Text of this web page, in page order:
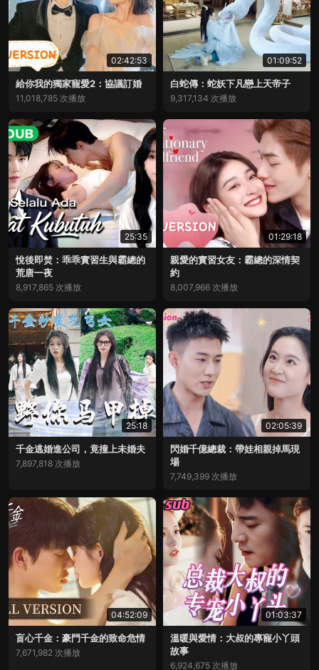
02:42:53
給你我的獨家寵愛2：協議訂婚
11,018,785 次播放
01:09:52
白蛇傳：蛇妖下凡戀上天帝子
9,317,134 次播放
25:35
悅後即焚：乖乖實習生與霸總的
荒唐一夜
8,917,865 次播放
01:29:18
親愛的實習女友：霸總的深情契
約
8,007,966 次播放
25:18
千金逃婚進公司，竟撞上未婚夫
7,897,818 次播放
02:05:39
閃婚千億總裁：帶娃相親掉馬現
場
7,749,399 次播放
04:52:09
盲心千金：豪門千金的致命危情
7,671,982 次播放
01:03:37
溫暖與愛情：大叔的專寵小丫頭
故事
6,924,675 次播放